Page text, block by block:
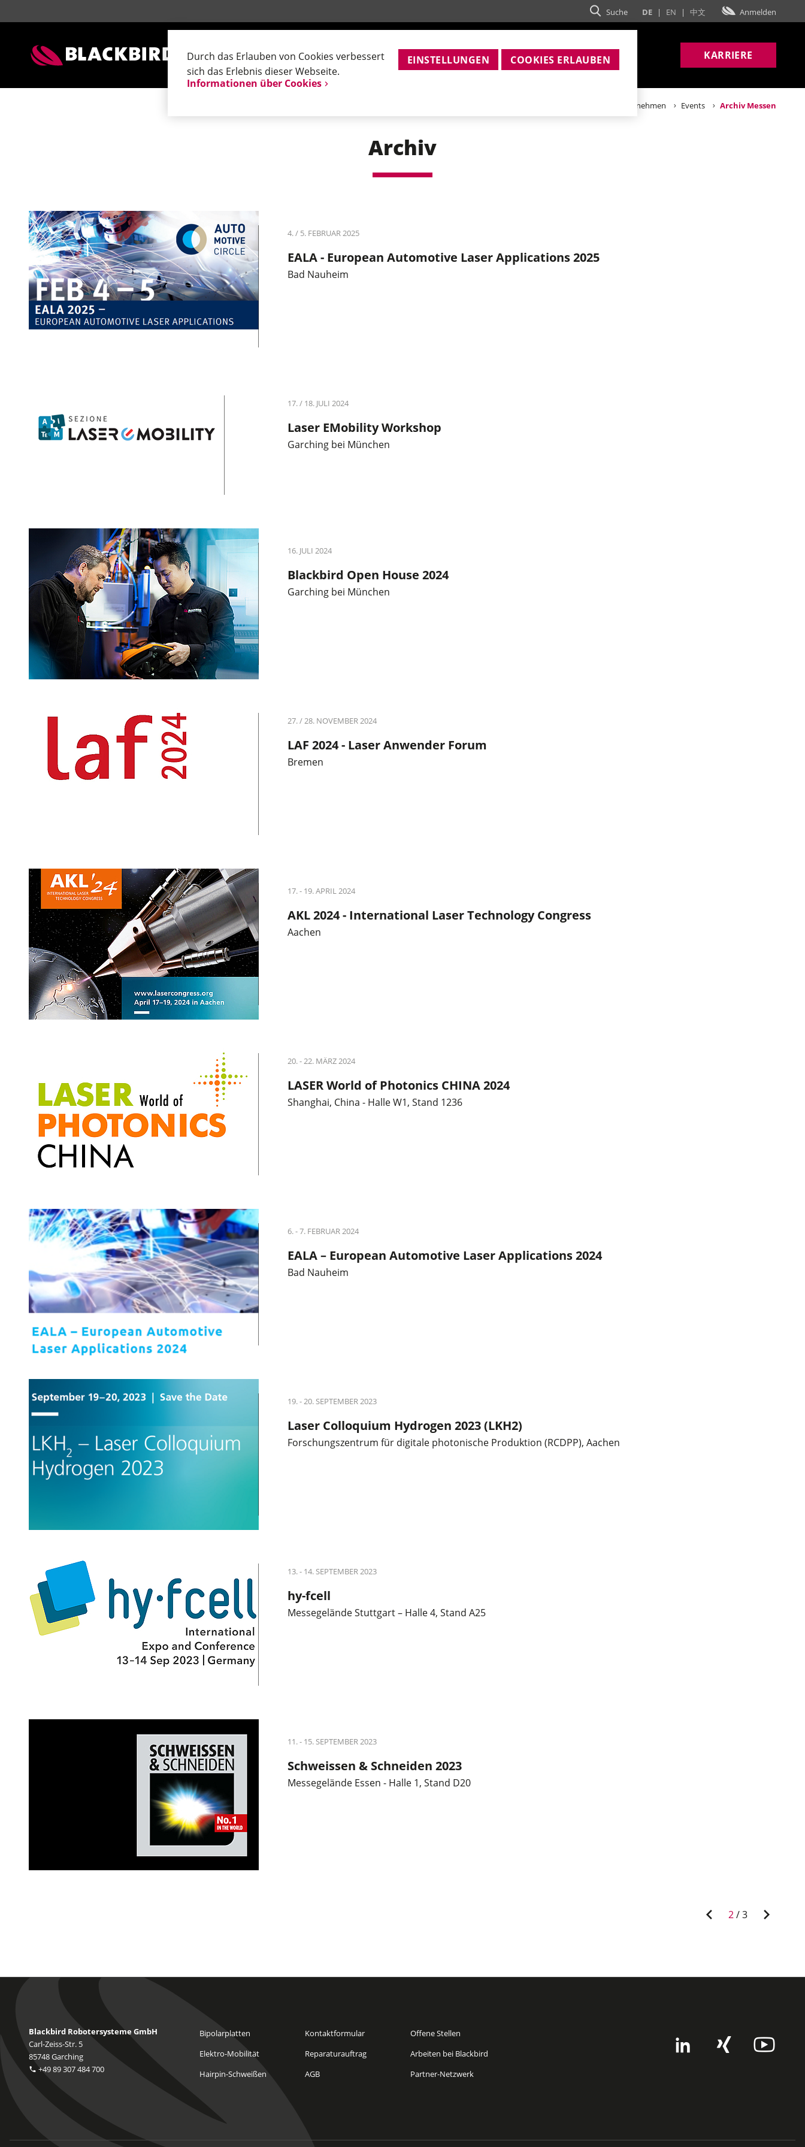
Durch das Erlauben von Cookies verbessert
sich das Erlebnis dieser Webseite.
EINSTELLUNGEN
Informationen über Cookies
COOKIES ERLAUBEN
Suche DE | EN | 中文 Anmelden
ANWENDUNGEN PRODUKTE SERVICE UNTERNEHMEN KARRIERE
Unternehmen Events Archiv Messen
Archiv
4. / 5. FEBRUAR 2025
EALA - European Automotive Laser Applications 2025
Bad Nauheim
17. / 18. JULI 2024
Laser EMobility Workshop
Garching bei München
16. JULI 2024
Blackbird Open House 2024
Garching bei München
27. / 28. NOVEMBER 2024
LAF 2024 - Laser Anwender Forum
Bremen
17. - 19. APRIL 2024
AKL 2024 - International Laser Technology Congress
Aachen
20. - 22. MÄRZ 2024
LASER World of Photonics CHINA 2024
Shanghai, China - Halle W1, Stand 1236
6. - 7. FEBRUAR 2024
EALA – European Automotive Laser Applications 2024
Bad Nauheim
19. - 20. SEPTEMBER 2023
Laser Colloquium Hydrogen 2023 (LKH2)
Forschungszentrum für digitale photonische Produktion (RCDPP), Aachen
13. - 14. SEPTEMBER 2023
hy-fcell
Messegelände Stuttgart – Halle 4, Stand A25
11. - 15. SEPTEMBER 2023
Schweissen & Schneiden 2023
Messegelände Essen - Halle 1, Stand D20
2/3
Blackbird Robotersysteme GmbH
Carl-Zeiss-Str. 5
85748 Garching
+49 89 307 484 700
Bipolarplatten
Elektro-Mobilität
Hairpin-Schweißen
Kontaktformular
Reparaturauftrag
AGB
Offene Stellen
Arbeiten bei Blackbird
Partner-Netzwerk